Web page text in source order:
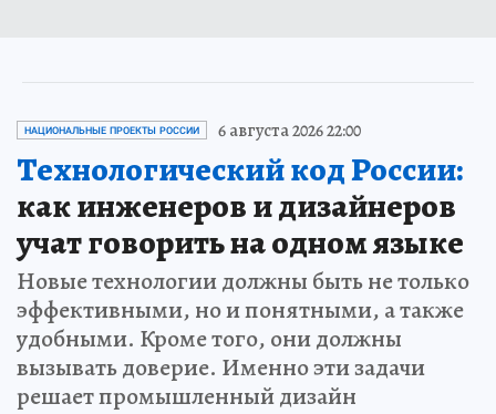
НАЦИОНАЛЬНЫЕ ПРОЕКТЫ РОССИИ 6 августа 2026 22:00
Технологический код России:
как инженеров и дизайнеров
учат говорить на одном языке
Новые технологии должны быть не только
эффективными, но и понятными, а также
удобными. Кроме того, они должны
вызывать доверие. Именно эти задачи
решает промышленный дизайн